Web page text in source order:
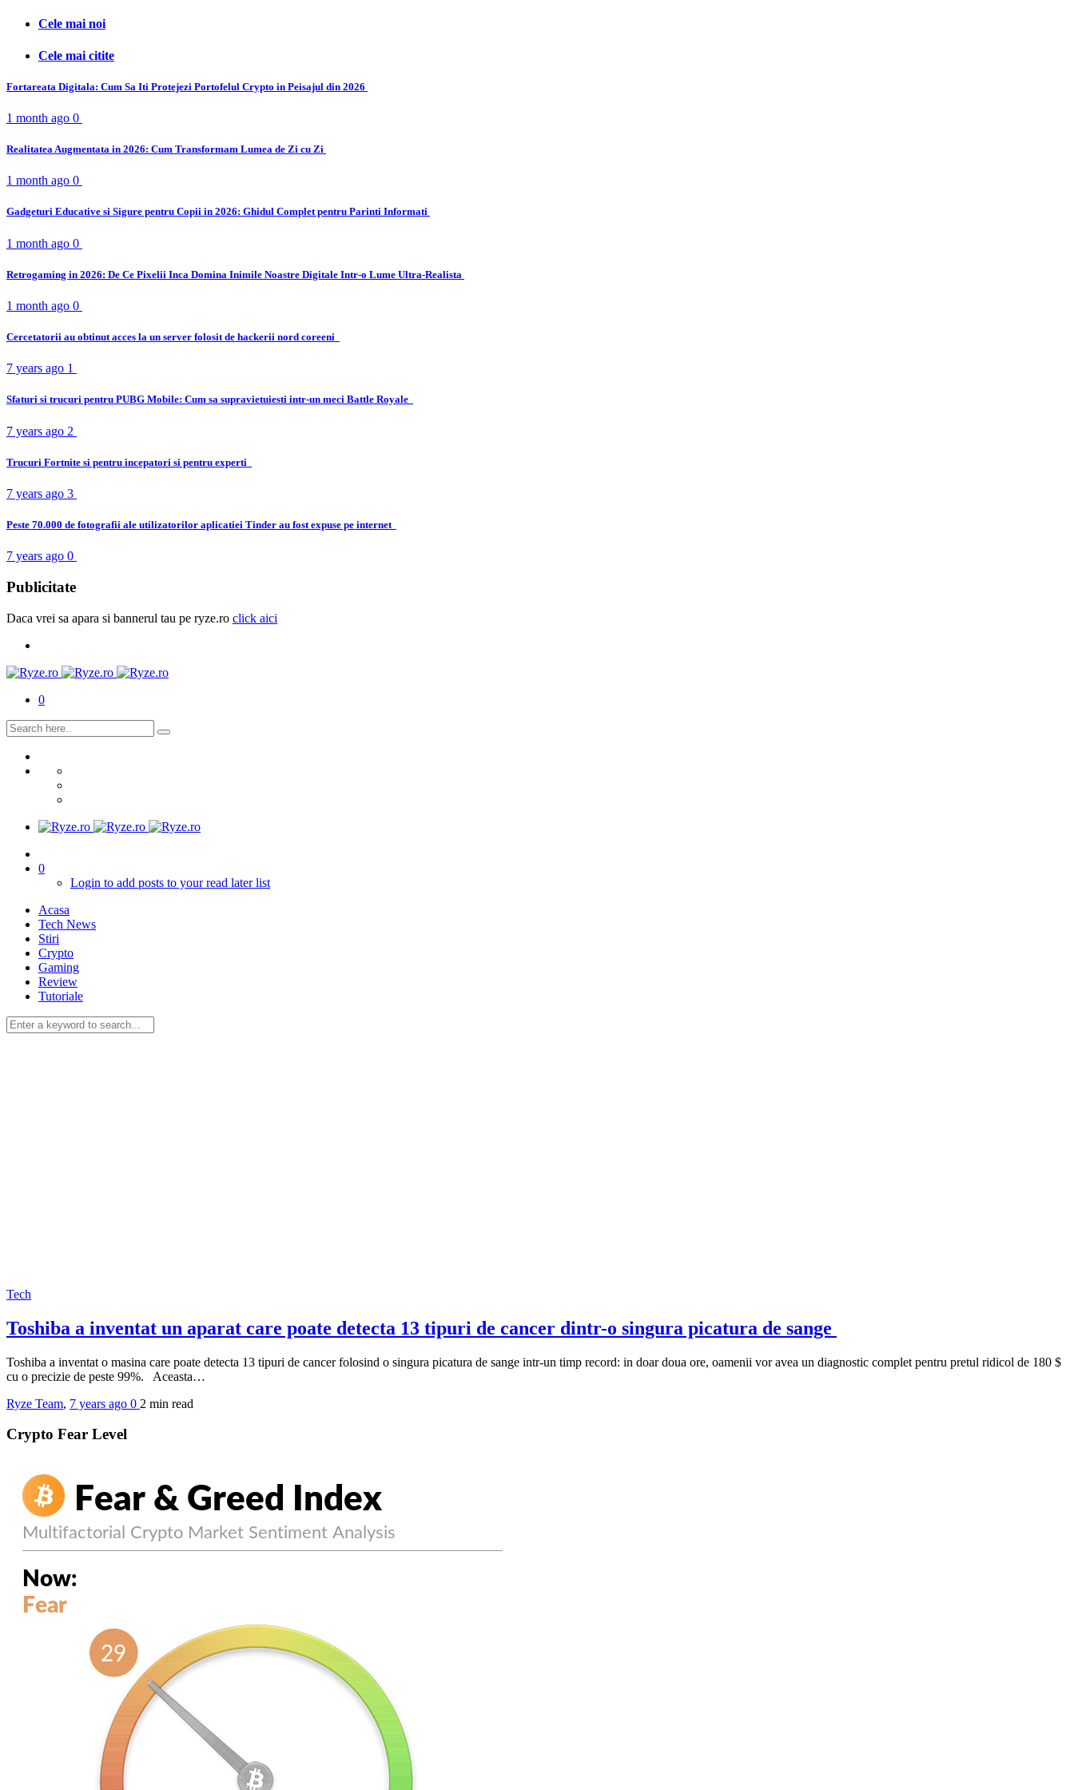
Cele mai noi
Cele mai citite
Fortareata Digitala: Cum Sa Iti Protejezi Portofelul Crypto in Peisajul din 2026
1 month ago 0
Realitatea Augmentata in 2026: Cum Transformam Lumea de Zi cu Zi
1 month ago 0
Gadgeturi Educative si Sigure pentru Copii in 2026: Ghidul Complet pentru Parinti Informati
1 month ago 0
Retrogaming in 2026: De Ce Pixelii Inca Domina Inimile Noastre Digitale Intr-o Lume Ultra-Realista
1 month ago 0
Cercetatorii au obtinut acces la un server folosit de hackerii nord coreeni
7 years ago 1
Sfaturi si trucuri pentru PUBG Mobile: Cum sa supravietuiesti intr-un meci Battle Royale
7 years ago 2
Trucuri Fortnite si pentru incepatori si pentru experti
7 years ago 3
Peste 70.000 de fotografii ale utilizatorilor aplicatiei Tinder au fost expuse pe internet
7 years ago 0
Publicitate
Daca vrei sa apara si bannerul tau pe ryze.ro click aici
0
0
Login to add posts to your read later list
Acasa
Tech News
Stiri
Crypto
Gaming
Review
Tutoriale
Tech
Toshiba a inventat un aparat care poate detecta 13 tipuri de cancer dintr-o singura picatura de sange
Toshiba a inventat o masina care poate detecta 13 tipuri de cancer folosind o singura picatura de sange intr-un timp record: in doar doua ore, oamenii vor avea un diagnostic complet pentru pretul ridicol de 180 $
cu o precizie de peste 99%. Aceasta…
Ryze Team, 7 years ago 0 2 min read
Crypto Fear Level